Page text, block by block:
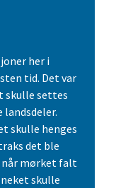
her i
tid. Det var
skulle settes
skulle henges
det ble
når mørket falt
skulle